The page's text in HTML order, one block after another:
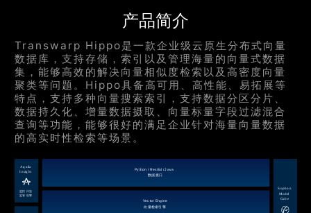
产品简介
Transwarp Hippo是一款企业级云原生分布式向量
数据库，支持存储，索引以及管理海量的向量式数据
集，能够高效的解决向量相似度检索以及高密度向量
聚类等问题。Hippo具备高可用、高性能、易拓展等
特点，支持多种向量搜索索引，支持数据分区分片、
数据持久化、增量数据摄取、向量标量字段过滤混合
查询等功能，能够很好的满足企业针对海量向量数据
的高实时性检索等场景。